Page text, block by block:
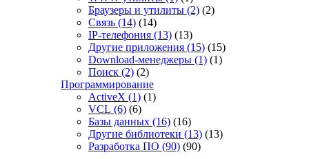
Браузеры и утилиты (2) (2)
Связь (14) (14)
IP-телефония (13) (13)
Другие приложения (15) (15)
Download-менеджеры (1) (1)
Поиск (2) (2)
Программирование
ActiveX (1) (1)
VCL (6) (6)
Базы данных (16) (16)
Другие библиотеки (13) (13)
Разработка ПО (90) (90)